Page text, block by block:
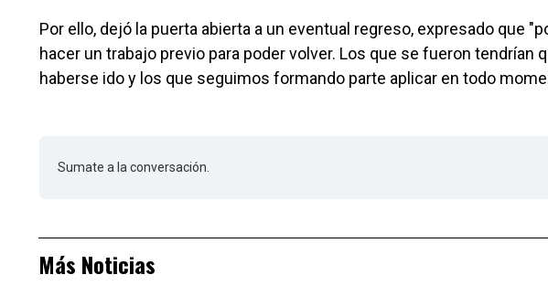
Por ello, dejó la puerta abierta a un eventual regreso, expresado que
hacer un trabajo previo para poder volver. Los que se fueron tendrían
haberse ido y los que seguimos formando parte aplicar en todo
Sumate a la conversación.
Más Noticias